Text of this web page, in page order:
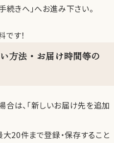
続きへ」へお進み下さい。
す！
方法・お届け時間等の
は、「新しいお届け先を追加
大20件まで登録・保存すること